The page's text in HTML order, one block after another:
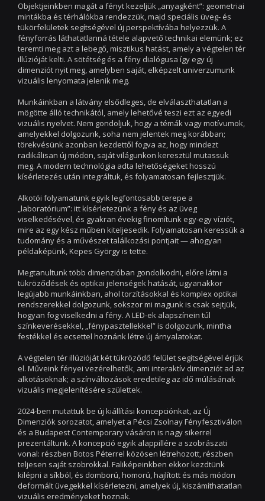
Objektjeinkben magát a fényt kezeljük „anyagként”: geometriai
mintákba és térhálókba rendezzük, majd speciális üveg- és
tükörfelületek segítségével új perspektívába helyezzük. A
fényforrás láthatatlanná tétele alapvető technikai elemünk; ez
teremti meg azt a lebegő, misztikus hatást, amely a végtelen tér
illúzióját kelti. A sötétség és a fény dialógusa így egy új
dimenziót nyit meg, amelyben saját, elképzelt univerzumunk
vizuális lenyomata jelenik meg.
Munkáinkban a látvány elsődleges, de elválaszthatatlan a
mögötte álló technikától, amely lehetővé teszi ezt az egyedi
vizuális nyelvet. Nem gondoljuk, hogy a témák vagy motívumok,
amelyekkel dolgozunk, soha nem jelentek meg korábban;
törekvésünk azonban kezdettől fogva az, hogy mindezt
radikálisan új módon, saját világunkon keresztül mutassuk
meg. A modern technológia adta lehetőségeket hosszú
kísérletezés után integráltuk, és folyamatosan fejlesztjük.
Alkotói folyamatunk egyik legfontosabb terepe a
„laboratórium”: itt kísérletezünk a fény és az üveg
viselkedésével, és gyakran évekig finomítunk egy-egy víziót,
mire az egy kész műben kiteljesedik. Folyamatosan keressük a
tudomány és a művészet találkozási pontjait — ahogyan
példaképünk, Kepes György is tette.
Megtanultunk több dimenzióban gondolkodni, előre látni a
tükröződések és optikai jelenségek hatását, ugyanakkor
legújabb munkáinkban, ahol torzításokkal és komplex optikai
rendszerekkel dolgozunk, sokszor mi magunk is csak sejtjük,
hogyan fog viselkedni a fény. A LED-ek alapszínein túl
színkeverésekkel, „fénypasztellekkel” is dolgozunk, mintha
festékkel és ecsettel hoznánk létre új árnyalatokat.
A végtelen tér illúzióját két tükröződő felület segítségével érjük
el. Műveink fényei vezérelhetők, ami interaktív dimenziót ad az
alkotásoknak; a színváltozások eredetileg az idő múlásának
vizuális megjelenítésére születtek.
2024-ben mutattuk be új kiállítási koncepciónkat, az Új
Dimenziók sorozatot, amelyet a Pécsi Zsolnay Fényfesztiválon
és a Budapest Contemporary vásáron is nagy sikerrel
prezentáltunk. A koncepció egyik alappillére a szobrászati
vonal: részben Botos Péterrel közösen létrehozott, részben
teljesen saját szobrokkal. Faliképeinkben ekkor kezdtünk
kilépni a síkból, és domború, homorú, hajlított és más módon
deformált üvegekkel kísérletezni, amelyek új, kiszámíthatatlan
vizuális eredményeket hoznak.